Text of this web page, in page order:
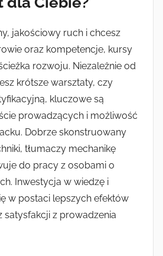
jakościowy ruch i chcesz
oraz kompetencje, kursy
rozwoju. Niezależnie od
krótsze warsztaty, czy
kluczowe są
prowadzących i możliwość
Dobrze skonstruowany
tłumaczy mechanikę
do pracy z osobami o
Inwestycja w wiedzę i
w postaci lepszych efektów
z prowadzenia